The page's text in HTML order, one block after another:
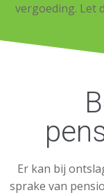
vergoeding. Let
Er kan bij
sprake van